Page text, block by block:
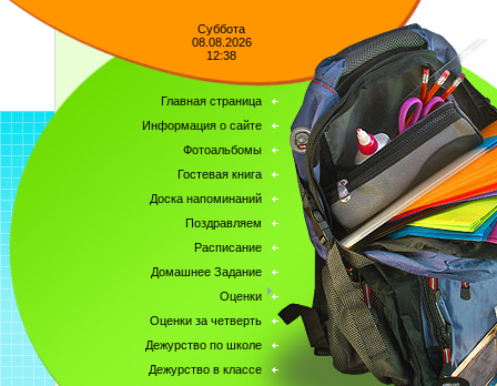
Суббота
08.08.2026
12:38
Главная страница
Информация о сайте
Фотоальбомы
Гостевая книга
Доска напоминаний
Поздравляем
Расписание
Домашнее Задание
Оценки
Оценки за четверть
Дежурство по школе
Дежурство в классе